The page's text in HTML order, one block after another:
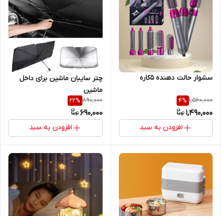
سشوار حالت دهنده ۵کاره
1,560,000
4%
1,490,000
افزودن به سبد
چتر سایبان ماشین برای داخل
ماشین
890,000
22%
690,000
افزودن به سبد